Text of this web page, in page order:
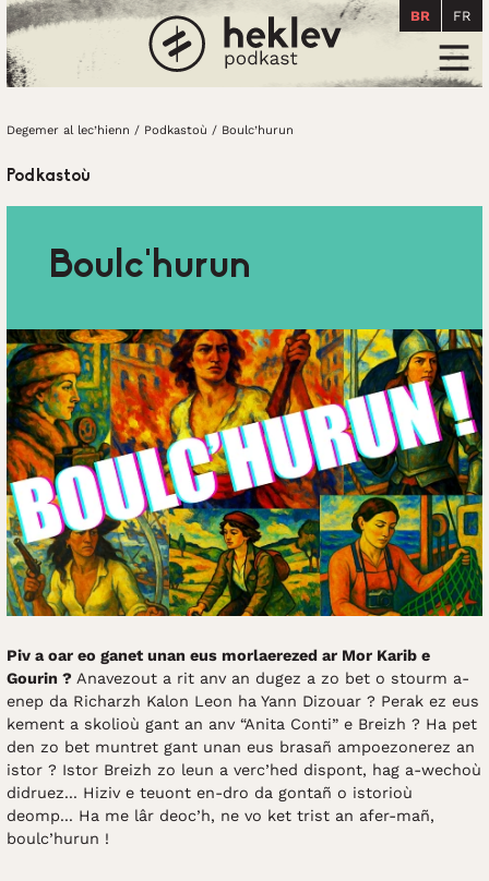
Degemer al lec’hienn
BR FR
Degemer al lec’hienn / Podkastoù / Boulc’hurun
Podkastoù
Boulc’hurun
Piv a oar eo ganet unan eus morlaerezed ar Mor Karib e
Gourin ? Anavezout a rit anv an dugez a zo bet o stourm a-
enep da Richarzh Kalon Leon ha Yann Dizouar ? Perak ez eus
kement a skolioù gant an anv “Anita Conti” e Breizh ? Ha pet
den zo bet muntret gant unan eus brasañ ampoezonerez an
istor ? Istor Breizh zo leun a verc’hed dispont, hag a-wechoù
didruez... Hiziv e teuont en-dro da gontañ o istorioù
deomp... Ha me lâr deoc’h, ne vo ket trist an afer-mañ,
boulc’hurun !